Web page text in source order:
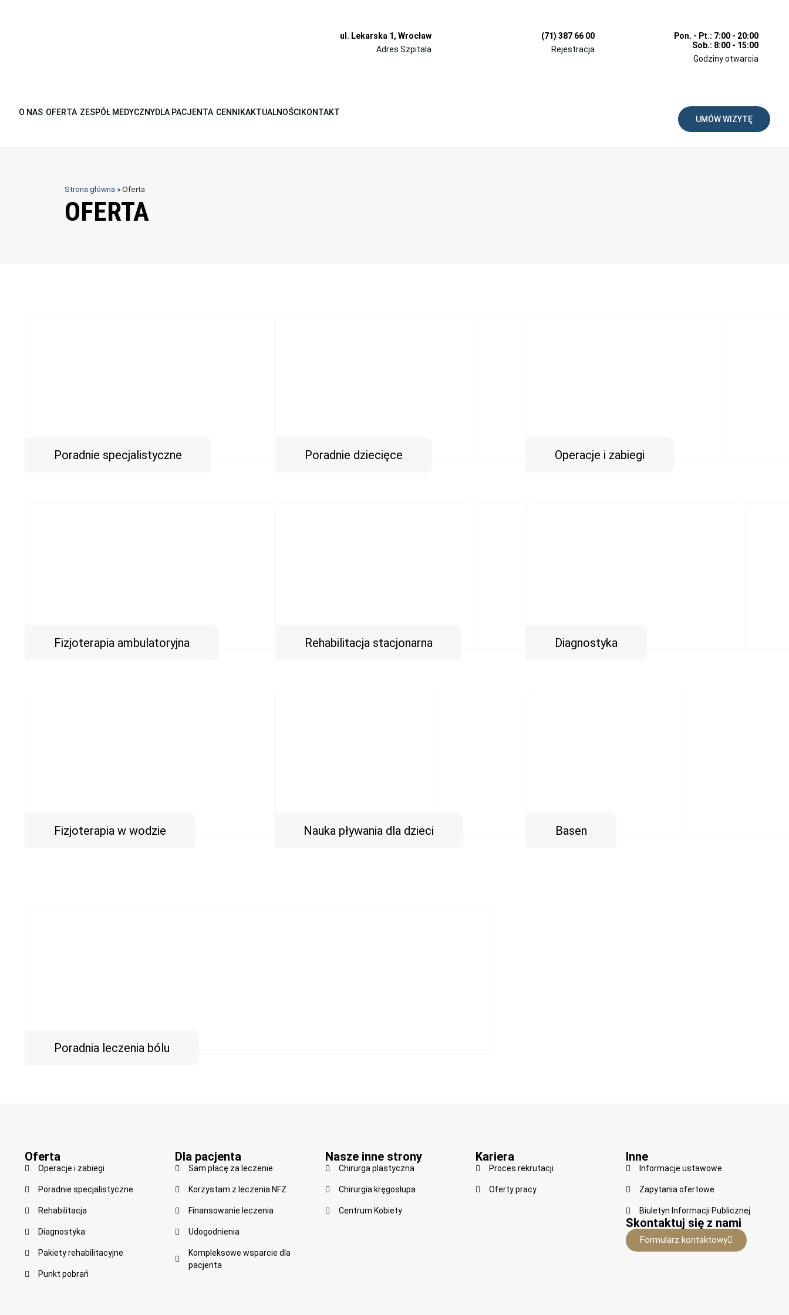
ul. Lekarska 1, Wrocław
Adres Szpitala
(71) 387 66 00
Rejestracja
Pon. - Pt.: 7:00 - 20:00
Sob.: 8:00 - 15:00
Godziny otwarcia
O NAS OFERTA ZESPÓŁ MEDYCZNYDLA PACJENTA CENNIKAKTUALNOŚCI KONTAKT
UMÓW WIZYTĘ
Strona główna »Oferta
OFERTA
Poradnie specjalistyczne Poradnie dziecięce Operacje i zabiegi
Fizjoterapia ambulatoryjna Rehabilitacja stacjonarna Diagnostyka
Fizjoterapia w wodzie Nauka pływania dla dzieci Basen
Poradnia leczenia bólu
Oferta
Operacje i zabiegi
Poradnie specjalistyczne
Rehabilitacja
Diagnostyka
Pakiety rehabilitacyjne
Punkt pobrań
Dla pacjenta
Sam płacę za leczenie
Korzystam z leczenia NFZ
Finansowanie leczenia
Udogodnienia
Kompleksowe wsparcie dla
pacjenta
Nasze inne strony
Chirurga plastyczna
Chirurgia kręgosłupa
Centrum Kobiety
Kariera
Proces rekrutacji
Oferty pracy
Inne
Informacje ustawowe
Zapytania ofertowe
Biuletyn Informacji Publicznej
Skontaktuj się z nami
Formularz kontaktowy